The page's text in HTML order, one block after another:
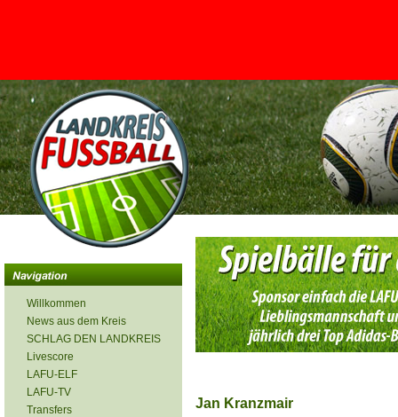
<
Willkommen
News aus dem Kreis
SCHLAG DEN LANDKREIS
Livescore
LAFU-ELF
LAFU-TV
Transfers
Jan Kranzmair